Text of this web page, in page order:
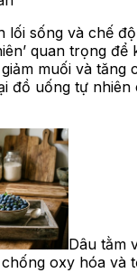
lối sống và chế
quan trọng để
muối và tăng
đồ uống tự
Dâu tằm
oxy hóa và